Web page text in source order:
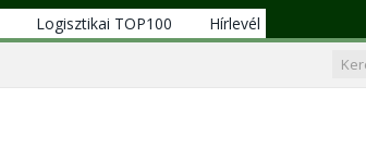
Logisztikai TOP100
Hírlevél